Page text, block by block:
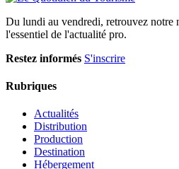
Du lundi au vendredi, retrouvez notre
l'essentiel de l'actualité pro.
Restez informés S'inscrire
Rubriques
Actualités
Distribution
Production
Destination
Hébergement